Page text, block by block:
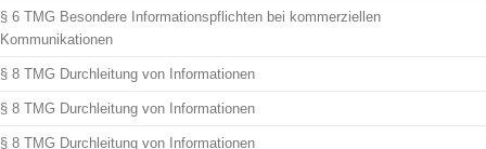
§ 6 TMG Besondere Informationspflichten bei kommerziellen
Kommunikationen
§ 8 TMG Durchleitung von Informationen
§ 8 TMG Durchleitung von Informationen
§ 8 TMG Durchleitung von Informationen